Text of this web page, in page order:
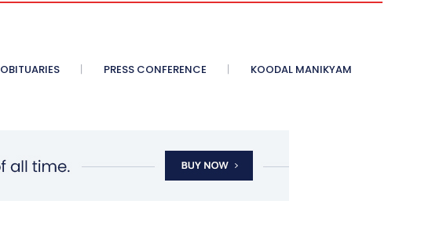
OBITUARIES PRESS CONFERENCE KOODAL MANIKYAM